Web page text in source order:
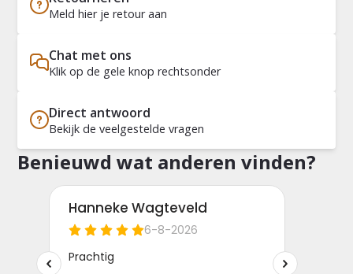
Meld hier je retour aan
Chat met ons
Klik op de gele knop rechtsonder
Direct antwoord
Bekijk de veelgestelde vragen
Benieuwd wat anderen vinden?